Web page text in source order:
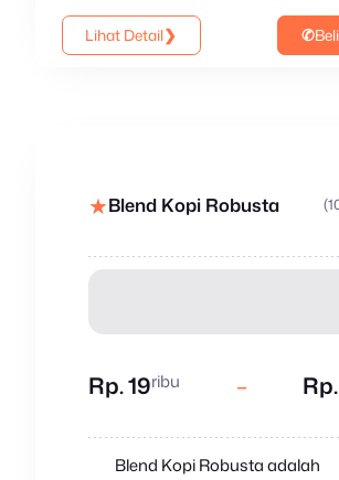
Lihat Detail❯ ✆
★Blend Kopi Robusta
Rp. 19ribu –
Blend Kopi Robusta adalah